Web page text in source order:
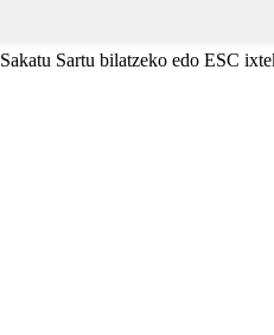
Sakatu Sartu bilatzeko edo ESC